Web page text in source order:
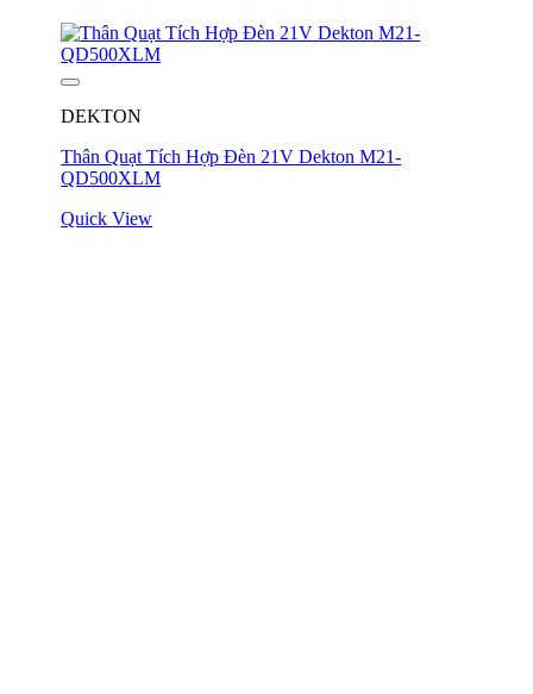
DEKTON
Thân Quạt Tích Hợp Đèn 21V Dekton M21-
QD500XLM
Quick View